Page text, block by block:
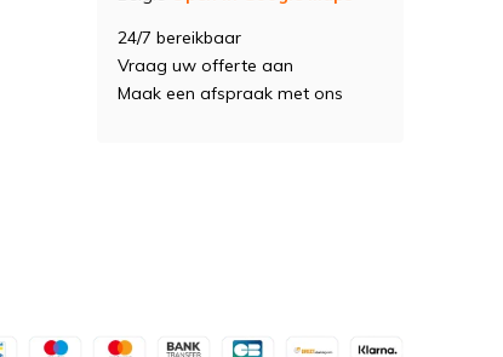
24/7 bereikbaar
Vraag uw offerte aan
Maak een afspraak met ons